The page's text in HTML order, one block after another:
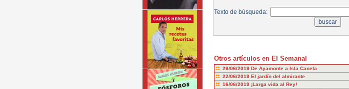
Texto de búsqueda:
Otros artículos en El Semanal
29/06/2019 De Ayamonte a Isla Canela
22/06/2019 El jardín del almirante
16/06/2019 ¡Larga vida al Rey!